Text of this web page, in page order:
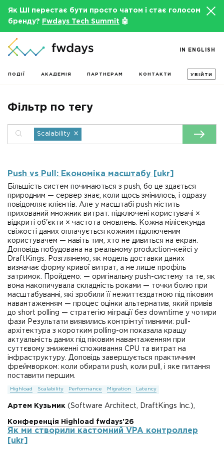
Як ШІ перестає бути просто чатом і стає голосом
бренду?
Fwdays Tech Summit 🤖
ПОДІЇ АКАДЕМІЯ ПАРТНЕРАМ КОНТАКТИ УВІЙТИ
IN ENGLISH
Фільтр по тегу
Scalability ×
Push vs Pull: Економіка масштабу [ukr]
Більшість систем починаються з push, бо це здається
природним — сервер знає, коли щось змінилось, і одразу
повідомляє клієнтів. Але у масштабі push містить
прихований множник витрат: підключені користувачі ×
відкриті об'єкти × частота оновлень. Кожна мілісекунда
свіжості даних оплачується кожним підключеним
користувачем — навіть тим, хто не дивиться на екран.
Доповідь побудована на реальному production-кейсі у
DraftKings. Розглянемо, як модель доставки даних
визначає форму кривої витрат, а не лише профіль
затримок. Пройдемо: — оригінальну push-систему та те, як
вона накопичувала складність роками — точки болю при
масштабуванні, які зробили її нежиттєздатною під піковим
навантаженням — процес оцінки альтернатив, який привів
до short polling — стратегію міграції без downtime у чотири
фази Результати виявились контрінтуїтивними: pull-
архітектура з коротким polling-ом показала кращу
актуальність даних під піковим навантаженням при
суттєвому зниженні споживання CPU та витрат на
інфраструктуру. Доповідь завершується практичним
фреймворком: коли обирати push, коли pull, і яке питання
поставити першим.
Highload Scalability Performance Migration Latency
Артем Кузьмик (Software Architect, DraftKings Inc.),
Конференція Highload fwdays'26
Як ми створили кастомний VPA контроллер
[ukr]